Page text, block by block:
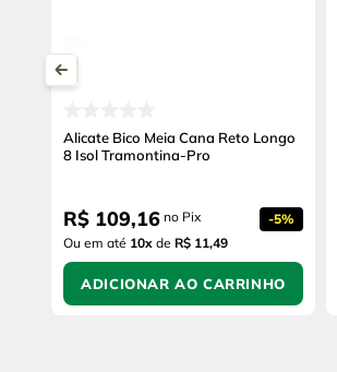
Alicate Bico Meia Cana Reto Longo
8 Isol Tramontina-Pro
R$ 109,16 no Pix -5%
Ou em até 10x de R$ 11,49
ADICIONAR AO CARRINHO